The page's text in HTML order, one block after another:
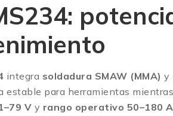
integra soldadura SMAW (MMA) y
estable para herramientas
V y rango operativo 50–180 A